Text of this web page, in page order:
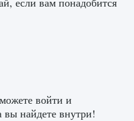
войти и
вы найдете внутри!